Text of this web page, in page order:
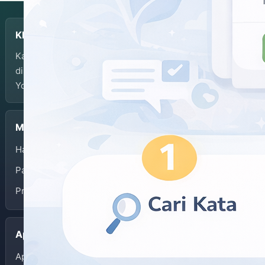
KBJI
Kamus Bahasa Jawa-Indonesia dikembangkan dan
dikelola oleh Balai Bahasa Provinsi Daerah Istimewa
Yogyakarta.
Menu
Halaman Depan
Panduan Penggunaan
Privacy Policy
Aplikasi
App Store